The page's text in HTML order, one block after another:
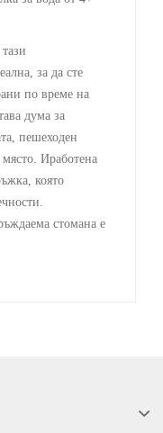
за да сте
по време на
дума за
пешеходен
Иработена
която
стомана е